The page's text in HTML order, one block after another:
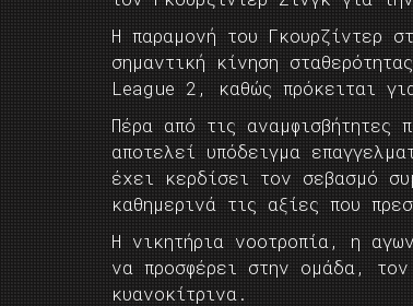
Η παραμονή του Γκουρζίντερ
σημαντική κίνηση
League 2, καθώς πρόκειται
Πέρα από τις αναμφισβήτητες
αποτελεί υπόδειγμα
έχει κερδίσει τον σεβασμό
καθημερινά τις αξίες που
Η νικητήρια νοοτροπία, η
να προσφέρει στην ομάδα, τον
κυανοκίτρινα.